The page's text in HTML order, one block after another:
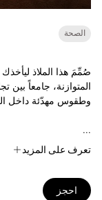
الصحة
صُمِّمَ هذا الملاذ
المتوازنة، جامعاً
وطقوس مهدّئة داخل
...
تعرف على المزيد
احجز